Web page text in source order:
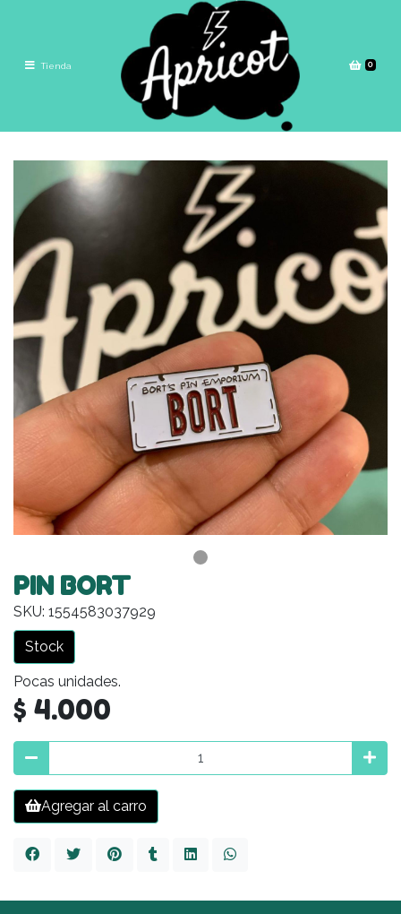
Tienda 0
PIN BORT
SKU: 1554583037929
Stock
Pocas unidades.
$ 4.000
Agregar al carro